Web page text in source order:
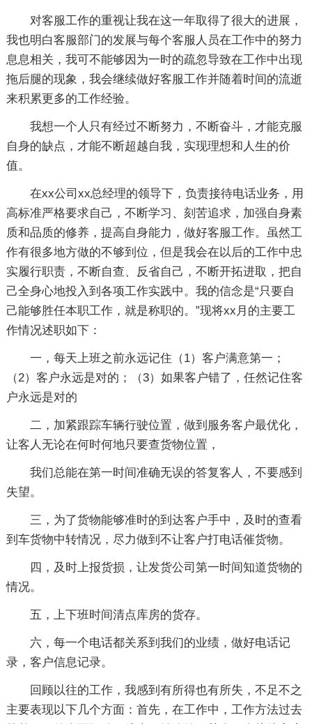
对客服工作的重视让我在这一年取得了很大的进展，
我也明白客服部门的发展与每个客服人员在工作中的努力
息息相关，我可不能够因为一时的疏忽导致在工作中出现
拖后腿的现象，我会继续做好客服工作并随着时间的流逝
来积累更多的工作经验。
我想一个人只有经过不断努力，不断奋斗，才能克服
自身的缺点，才能不断超越自我，实现理想和人生的价
值。
在xx公司xx总经理的领导下，负责接待电话业务，用
高标准严格要求自己，不断学习、刻苦追求，加强自身素
质和品质的修养，提高自身能力，做好客服工作。虽然工
作有很多地方做的不够到位，但是我会在以后的工作中忠
实履行职责，不断自查、反省自己，不断开拓进取，把自
己全身心地投入到各项工作实践中。我的信念是“只要自
己能够胜任本职工作，就是称职的。”现将xx月的主要工
作情况述职如下：
一，每天上班之前永远记住（1）客户满意第一；
（2）客户永远是对的；（3）如果客户错了，任然记住客
户永远是对的
二，加紧跟踪车辆行驶位置，做到服务客户最优化，
让客人无论在何时何地只要查货物位置，
我们总能在第一时间准确无误的答复客人，不要感到
失望。
三，为了货物能够准时的到达客户手中，及时的查看
到车货物中转情况，尽力做到不让客户打电话催货物。
四，及时上报货损，让发货公司第一时间知道货物的
情况。
五，上下班时间清点库房的货存。
六，每一个电话都关系到我们的业绩，做好电话记
录，客户信息记录。
回顾以往的工作，我感到有所得也有所失，不足不之
主要表现以下几个方面：首先，在工作中，工作方法过去